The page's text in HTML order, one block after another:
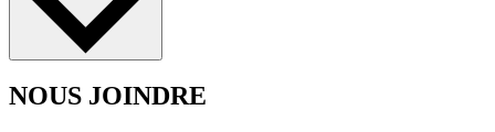
NOUS JOINDRE